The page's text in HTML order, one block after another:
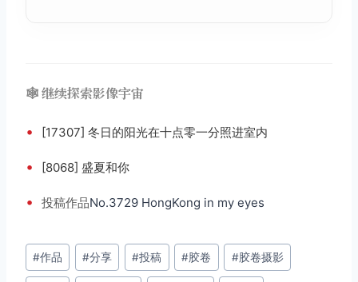
🕸️ 继续探索影像宇宙
• [17307] 冬日的阳光在十点零一分照进室内
• [8068] 盛夏和你
• 投稿作品No.3729 HongKong in my eyes
文
章
#作品 #分享 #投稿 #胶卷 #胶卷摄影